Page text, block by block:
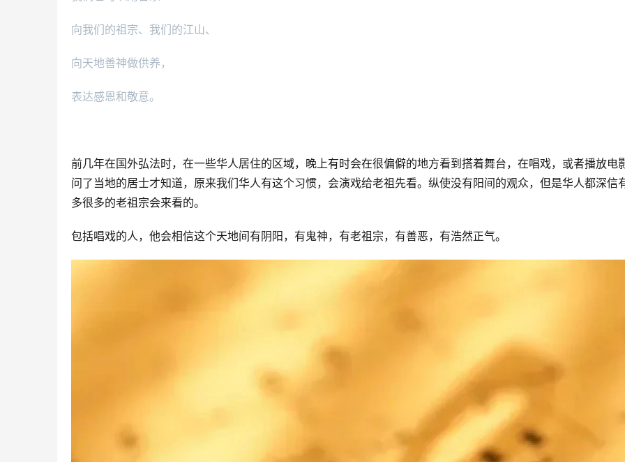
向我们的祖宗、我们的江山、
向天地善神做供养，
表达感恩和敬意。
前几年在国外弘法时，在一些华人居住的区域，晚上有时会在很偏僻的地方看到搭着舞台，在唱戏，或者播放电
问了当地的居士才知道，原来我们华人有这个习惯，会演戏给老祖先看。纵使没有阳间的观众，但是华人都深信
多很多的老祖宗会来看的。
包括唱戏的人，他会相信这个天地间有阴阳，有鬼神，有老祖宗，有善恶，有浩然正气。